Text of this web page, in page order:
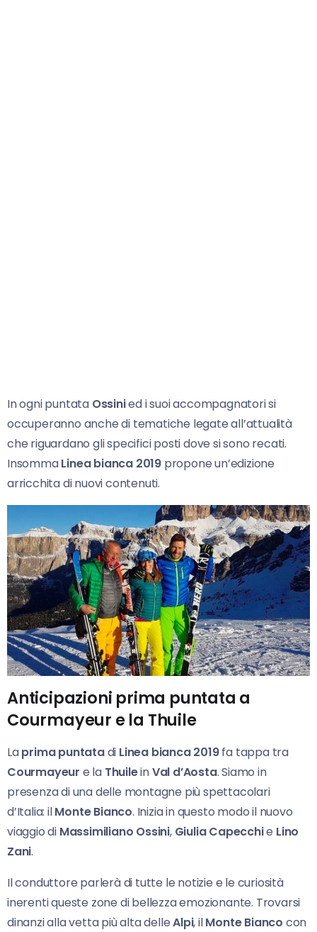
In ogni puntata Ossinied i suoi accompagnatori si
occuperanno anche di tematiche legate all’attualità
che riguardano gli specifici posti dove si sono recati.
InsommaLinea bianca 2019 propone un’edizione
arricchita di nuovi contenuti.
Anticipazioni prima puntata a
Courmayeur e la Thuile
Laprima puntatadi Linea bianca 2019fa tappa tra
Courmayeur e la ThuileinVal d’Aosta. Siamo in
presenza di una delle montagne più spettacolari
d’Italia: ilMonte Bianco. Inizia in questo modo il nuovo
viaggio di Massimiliano Ossini, Giulia Capecchie Lino
Zani.
Il conduttore parlerà di tutte le notizie e le curiosità
inerenti queste zone di bellezza emozionante. Trovarsi
dinanzi alla vetta più alta delleAlpi, ilMonte Bianco con